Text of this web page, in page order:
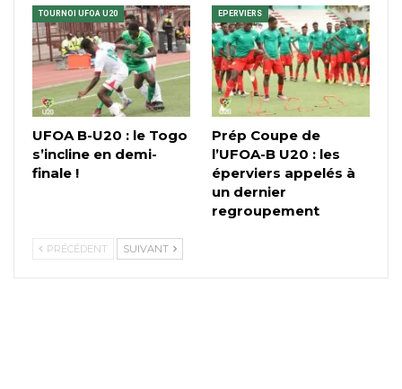
TOURNOI UFOA U20
UFOA B-U20 : le Togo
s’incline en demi-
finale !
EPERVIERS
Prép Coupe de
l’UFOA-B U20 : les
éperviers appelés à
un dernier
regroupement
PRÉCÉDENT SUIVANT